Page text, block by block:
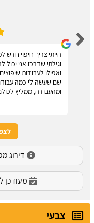
הייתי צריך חיפוי
וגילתי שדרכו אני יכול
ואפילו לעבודות
שם שעשה לי כמה
ומהעבודה, ממליץ
דירוג ממוצע 4.7
מעודכן
צבעי